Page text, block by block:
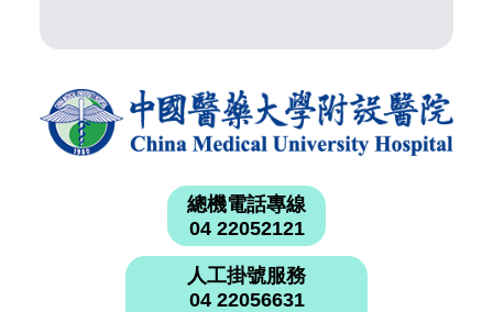
總機電話專線
04 22052121
人工掛號服務
04 22056631